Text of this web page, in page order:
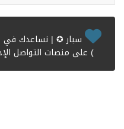
سبار ✪ | نساعدك
) على منصات التواصل